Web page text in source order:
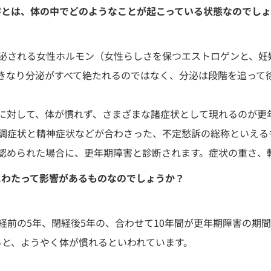
は、体の中でどのようなことが起こっている状態なのでし
される女性ホルモン（女性らしさを保つエストロゲンと、
り分泌がすべて絶たれるのではなく、分泌は段階を追っ
して、体が慣れず、さまざまな諸症状として現れるのが
症状と精神症状などが合わさった、不定愁訴の総称といえる
められた場合に、更年期障害と診断されます。症状の重さ
たって影響があるものなのでしょうか？
前の5年、閉経後5年の、合わせて10年間が更年期障害の期
、ようやく体が慣れるといわれています。